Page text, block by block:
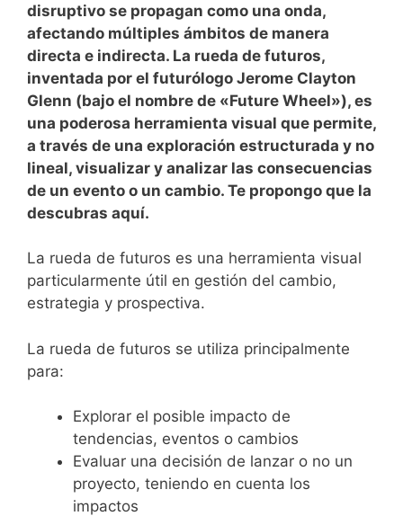
disruptivo se propagan como una onda,
afectando múltiples ámbitos de manera
directa e indirecta. La rueda de futuros,
inventada por el futurólogo Jerome Clayton
Glenn (bajo el nombre de «Future Wheel»), es
una poderosa herramienta visual que permite,
a través de una exploración estructurada y no
lineal, visualizar y analizar las consecuencias
de un evento o un cambio. Te propongo que la
descubras aquí.
La rueda de futuros es una herramienta visual
particularmente útil en gestión del cambio,
estrategia y prospectiva.
La rueda de futuros se utiliza principalmente
para:
Explorar el posible impacto de
tendencias, eventos o cambios
Evaluar una decisión de lanzar o no un
proyecto, teniendo en cuenta los
impactos